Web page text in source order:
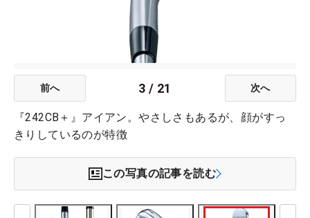
前へ 3 / 21 次へ
『242CB＋』アイアン。やさしさもあるが、顔がすっ
きりしているのが特徴
この写真の記事を読む